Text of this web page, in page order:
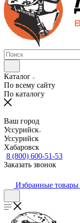
Каталог
По всему сайту
По каталогу
Ваш город
Уссурийск
Уссурийск
Хабаровск
8 (800) 600-51-53
Заказать звонок
Избранные товары